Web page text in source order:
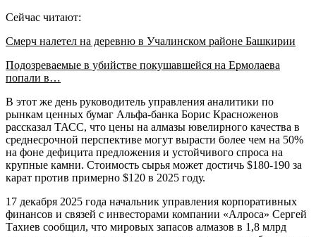
Сейчас читают:
Смерч налетел на деревню в Учалинском районе Башкирии
Подозреваемые в убийстве покушавшейся на Ермолаева
попали в…
В этот же день руководитель управления аналитики по
рынкам ценных бумаг Альфа-банка Борис Красноженов
рассказал ТАСС, что цены на алмазы ювелирного качества в
среднесрочной перспективе могут вырасти более чем на 50%
на фоне дефицита предложения и устойчивого спроса на
крупные камни. Стоимость сырья может достичь $180-190 за
карат против примерно $120 в 2025 году.
17 декабря 2025 года начальник управления корпоративных
финансов и связей с инвесторами компании «Алроса» Сергей
Тахиев сообщил, что мировых запасов алмазов в 1,8 млрд